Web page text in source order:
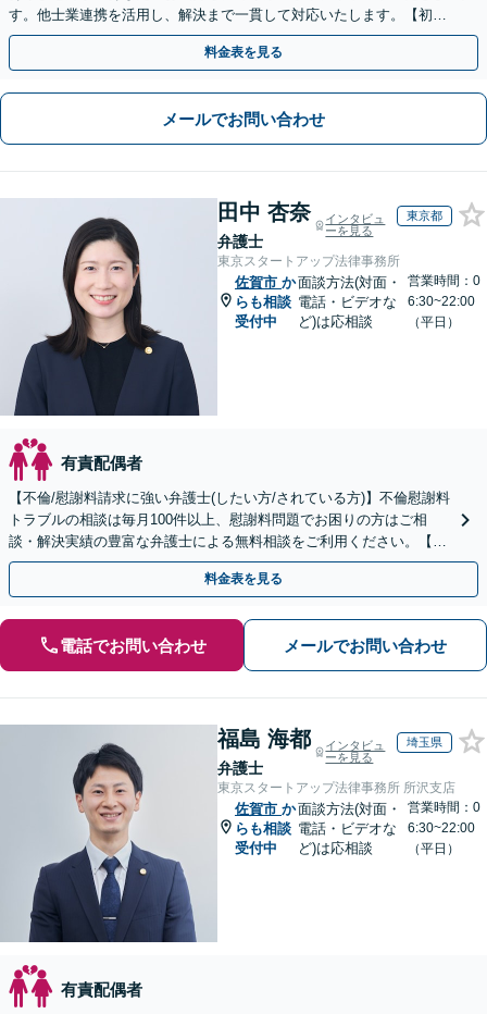
す。他士業連携を活用し、解決まで一貫して対応いたします。【初回
相談60分無料】
料金表を見る
メールでお問い合わせ
田中 杏奈
弁護士
インタビュ
ーを見る
東京都
東京スタートアップ法律事務所
佐賀市 か
らも相談
受付中
面談方法(対面・
電話・ビデオな
ど)は応相談
営業時間：0
6:30~22:00
（平日）
有責配偶者
【不倫/慰謝料請求に強い弁護士(したい方/されている方)】不倫慰謝料
トラブルの相談は毎月100件以上、慰謝料問題でお困りの方はご相
談・解決実績の豊富な弁護士による無料相談をご利用ください。【不
倫相談は初回0円】【全国対応】
料金表を見る
電話でお問い合わせ メールでお問い合わせ
福島 海都
弁護士
インタビュ
ーを見る
埼玉県
東京スタートアップ法律事務所 所沢支店
佐賀市 か
らも相談
受付中
面談方法(対面・
電話・ビデオな
ど)は応相談
営業時間：0
6:30~22:00
（平日）
有責配偶者